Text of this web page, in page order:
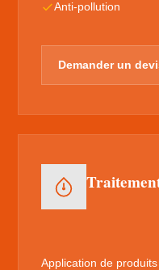
Anti-pollution
Demander un
Application de